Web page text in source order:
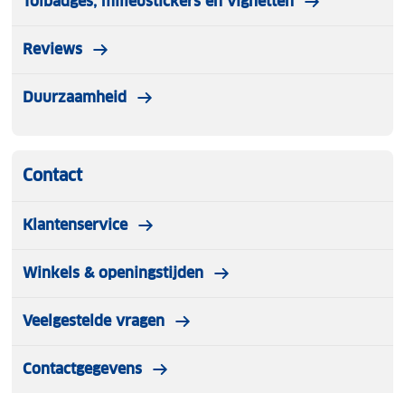
Reviews
Duurzaamheid
Contact
Klantenservice
Winkels & openingstijden
Veelgestelde vragen
Contactgegevens